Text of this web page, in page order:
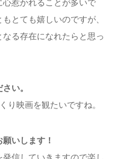
とても嬉しいのですが、
なる存在になれたらと思っ
い。
り映画を観たいですね。
いします！